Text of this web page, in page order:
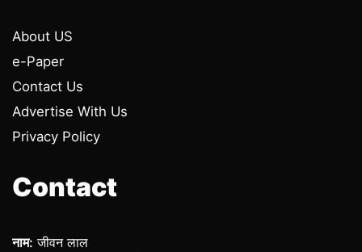
About US
e-Paper
Contact Us
Advertise With Us
Privacy Policy
Contact
नाम: जीवन लाल